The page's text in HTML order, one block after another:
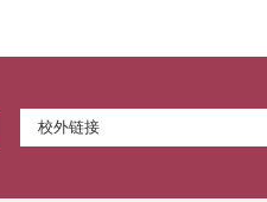
校外链接